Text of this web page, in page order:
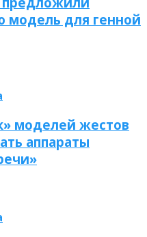
модель для генной
моделей жестов
аппараты